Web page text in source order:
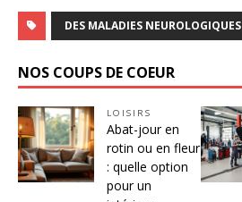
DES MALADIES NEUROLOGIQUES
NOS COUPS DE COEUR
LOISIRS
Abat-jour en
rotin ou en fleur
: quelle option
pour un